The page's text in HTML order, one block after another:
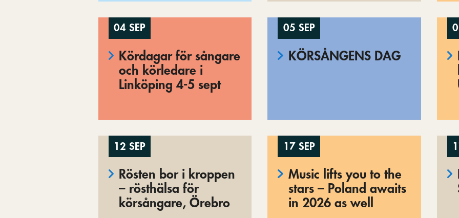
04 SEP
Kördagar för sångare
och körledare i
Linköping 4-5 sept
05 SEP
KÖRSÅNGENS DAG
12 SEP
Rösten bor i kroppen
– rösthälsa för
körsångare, Örebro
17 SEP
Music lifts you to the
stars – Poland awaits
in 2026 as well